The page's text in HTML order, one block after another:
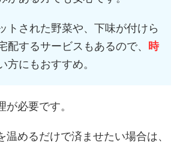
トされた野菜や、下味が付けら
配するサービスもあるので、
時
方にもおすすめ。
が必要です。
温めるだけで済ませたい場合は、